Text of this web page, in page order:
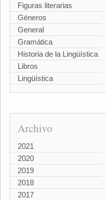
Figuras literarias
Géneros
General
Gramática
Historia de la Lingüística
Libros
Lingüística
Archivo
2021
2020
2019
2018
2017